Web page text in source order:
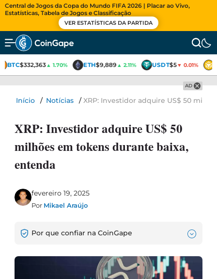
Central de Jogos da Copa do Mundo FIFA 2026 | Placar ao Vivo,
Estatísticas, Tabela de Jogos e Classificação
VER ESTATÍSTICAS DA PARTIDA
BTC$332,363▲ 1.70% ETH$9,889▲ 2.11% USDT$5▼ 0.01%
AD
Início / Notícias /XRP: Investidor adquire US$ 50
XRP: Investidor adquire US$ 50
milhões em tokens durante baixa,
entenda
fevereiro 19, 2025
Por Mikael Araújo
Por que confiar na CoinGape